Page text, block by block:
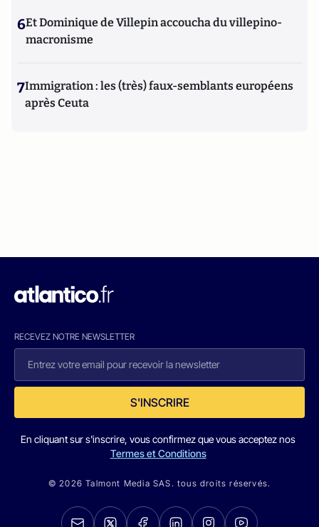
6Et Dominique de Villepin accoucha du villepino-
macronisme
7Immigration : les (très) faux-semblants européens
après Ceuta
RECEVEZ NOTRE NEWSLETTER
S'INSCRIRE
En cliquant sur s'inscrire, vous confirmez que vous acceptez nos
Termes et Conditions
© 2026 Talmont Media SAS. tous droits réservés.